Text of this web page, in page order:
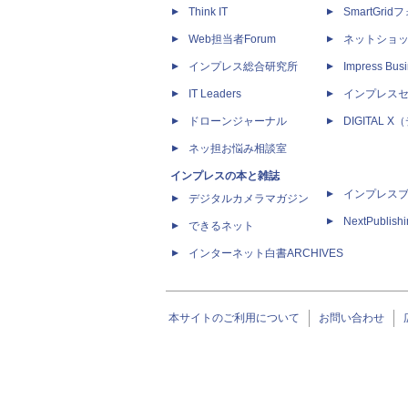
Think IT
Web担当者Forum
インプレス総合研究所
IT Leaders
ドローンジャーナル
ネッ担お悩み相談室
インプレスの本と雑誌
デジタルカメラマガジン
できるネット
インターネット白書ARCHIVES
SmartGridフ
ネットショ
Impress
インプレス
DIGITAL X（
インプレス
本サイトのご利用について お問い合わせ